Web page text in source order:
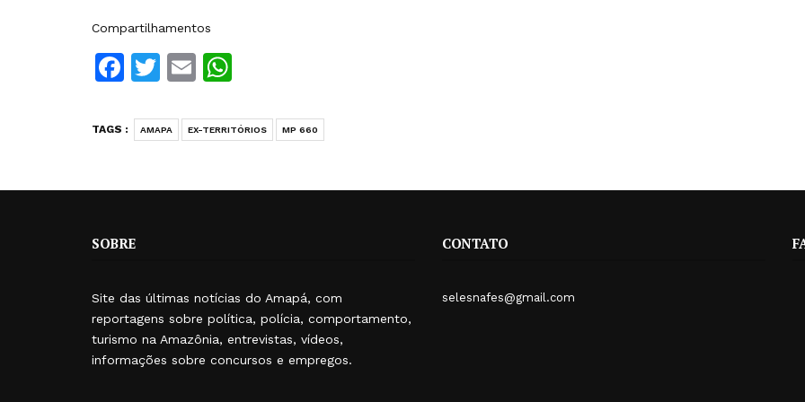
Compartilhamentos
Facebook
Twitter
Email
TAGS : AMAPA EX-TERRITÓRIOS MP 660
SOBRE
Site das últimas notícias do Amapá, com
reportagens sobre política, polícia, comportamento,
turismo na Amazônia, entrevistas, vídeos,
informações sobre concursos e empregos.
CONTATO
selesnafes@gmail.com